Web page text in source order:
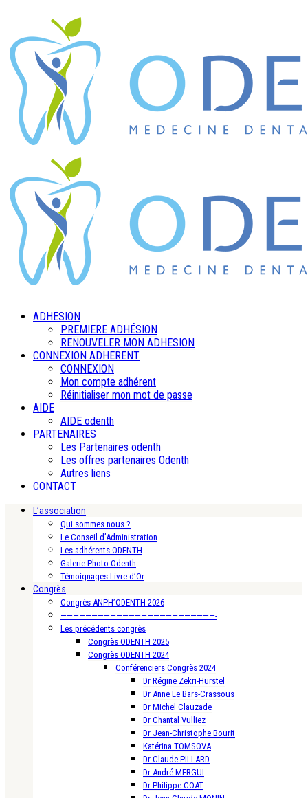
ADHESION
PREMIERE ADHÉSION
RENOUVELER MON ADHESION
CONNEXION ADHERENT
CONNEXION
Mon compte adhérent
Réinitialiser mon mot de passe
AIDE
AIDE odenth
PARTENAIRES
Les Partenaires odenth
Les offres partenaires Odenth
Autres liens
CONTACT
L’association
Qui sommes nous ?
Le Conseil d’Administration
Les adhérents ODENTH
Galerie Photo Odenth
Témoignages Livre d’Or
Congrès
Congrès ANPH’ODENTH 2026
—————————————————————————-
Les précédents congrès
Congrès ODENTH 2025
Congrès ODENTH 2024
Conférenciers Congrès 2024
Dr Régine Zekri-Hurstel
Dr Anne Le Bars-Crassous
Dr Michel Clauzade
Dr Chantal Vulliez
Dr Jean-Christophe Bourit
Katérina TOMSOVA
Dr Claude PILLARD
Dr André MERGUI
Dr Philippe COAT